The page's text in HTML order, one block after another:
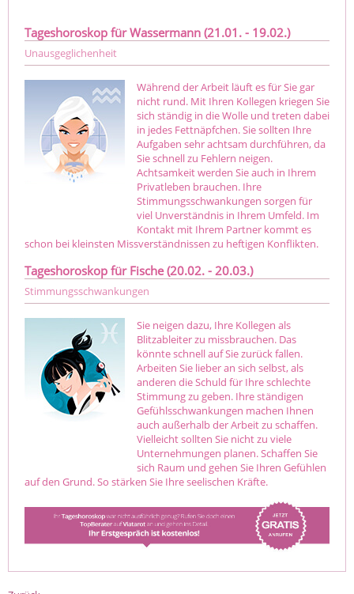
Tageshoroskop für Wassermann (21.01. - 19.02.)
Unausgeglichenheit
Während der Arbeit läuft es für Sie gar
nicht rund. Mit Ihren Kollegen kriegen Sie
sich ständig in die Wolle und treten dabei
in jedes Fettnäpfchen. Sie sollten Ihre
Aufgaben sehr achtsam durchführen, da
Sie schnell zu Fehlern neigen.
Achtsamkeit werden Sie auch in Ihrem
Privatleben brauchen. Ihre
Stimmungsschwankungen sorgen für
viel Unverständnis in Ihrem Umfeld. Im
Kontakt mit Ihrem Partner kommt es
schon bei kleinsten Missverständnissen zu heftigen Konflikten.
Tageshoroskop für Fische (20.02. - 20.03.)
Stimmungsschwankungen
Sie neigen dazu, Ihre Kollegen als
Blitzableiter zu missbrauchen. Das
könnte schnell auf Sie zurück fallen.
Arbeiten Sie lieber an sich selbst, als
anderen die Schuld für Ihre schlechte
Stimmung zu geben. Ihre ständigen
Gefühlsschwankungen machen Ihnen
auch außerhalb der Arbeit zu schaffen.
Vielleicht sollten Sie nicht zu viele
Unternehmungen planen. Schaffen Sie
sich Raum und gehen Sie Ihren Gefühlen
auf den Grund. So stärken Sie Ihre seelischen Kräfte.